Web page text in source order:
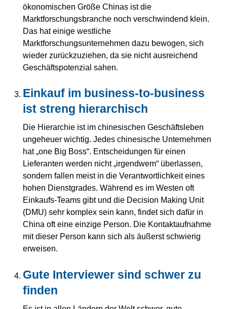
ökonomischen Größe Chinas ist die
Marktforschungsbranche noch verschwindend klein.
Das hat einige westliche
Marktforschungsunternehmen dazu bewogen, sich
wieder zurückzuziehen, da sie nicht ausreichend
Geschäftspotenzial sahen.
Einkauf im business-to-business
ist streng hierarchisch
Die Hierarchie ist im chinesischen Geschäftsleben
ungeheuer wichtig. Jedes chinesische Unternehmen
hat „one Big Boss“. Entscheidungen für einen
Lieferanten werden nicht „irgendwem“ überlassen,
sondern fallen meist in die Verantwortlichkeit eines
hohen Dienstgrades. Während es im Westen oft
Einkaufs-Teams gibt und die Decision Making Unit
(DMU) sehr komplex sein kann, findet sich dafür in
China oft eine einzige Person. Die Kontaktaufnahme
mit dieser Person kann sich als äußerst schwierig
erweisen.
Gute Interviewer sind schwer zu
finden